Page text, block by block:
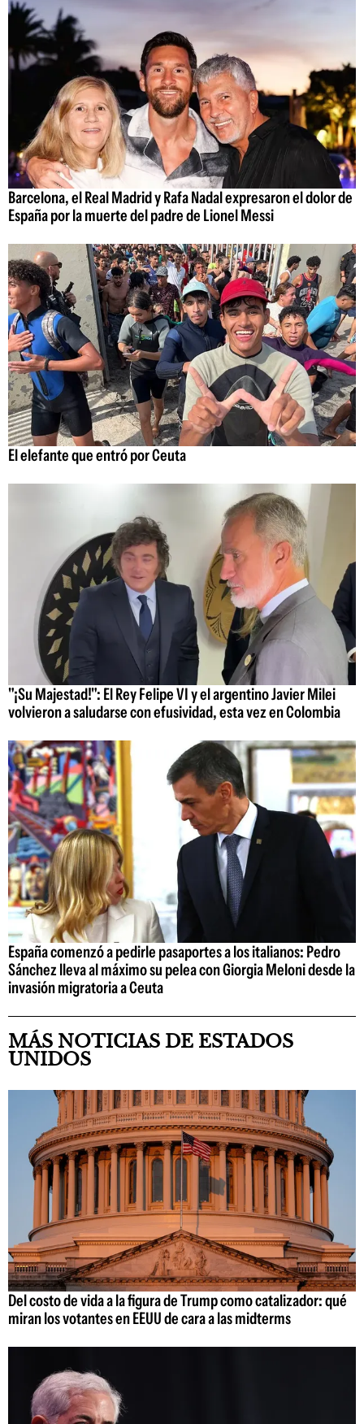
Barcelona, el Real Madrid y Rafa Nadal expresaron el dolor de
España por la muerte del padre de Lionel Messi
El elefante que entró por Ceuta
"¡Su Majestad!": El Rey Felipe VI y el argentino Javier Milei
volvieron a saludarse con efusividad, esta vez en Colombia
España comenzó a pedirle pasaportes a los italianos: Pedro
Sánchez lleva al máximo su pelea con Giorgia Meloni desde la
invasión migratoria a Ceuta
MÁS NOTICIAS DE ESTADOS
UNIDOS
Del costo de vida a la figura de Trump como catalizador: qué
miran los votantes en EEUU de cara a las midterms